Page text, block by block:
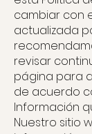
cambiar con
actualizada
revisar
página para
de acuerdo
Información
Nuestro sitio